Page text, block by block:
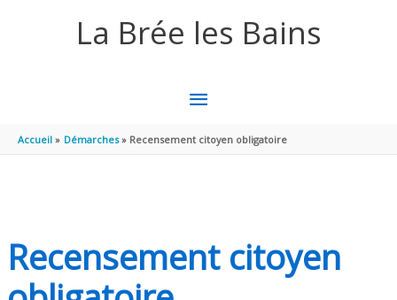
La Brée les Bains
MENU
PRINCIPAL
Accueil Démarches Recensement citoyen obligatoire
Recensement citoyen